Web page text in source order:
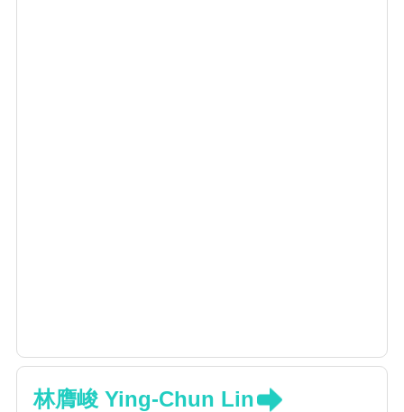
林膺峻 Ying-Chun Lin